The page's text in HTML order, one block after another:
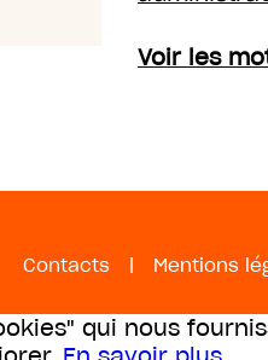
Voir les
Contacts | Mentions
qui nous